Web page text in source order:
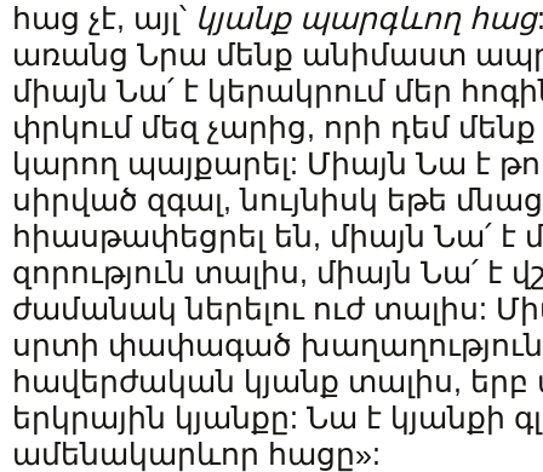
հաց չէ, այլ՝ կյանք պարգևող հաց
առանց Նրա մենք անիմաստ
միայն Նա՛ է կերակրում մեր
փրկում մեզ չարից, որի դեմ
կարող պայքարել: Միայն Նա է
սիրված զգալ, նույնիսկ եթե
հիասթափեցրել են, միայն Նա՛ է
զորություն տալիս, միայն Նա՛ է
ժամանակ ներելու ուժ տալիս:
սրտի փափագած
հավերժական կյանք տալիս,
երկրային կյանքը: Նա է կյանքի
ամենակարևոր հացը»: